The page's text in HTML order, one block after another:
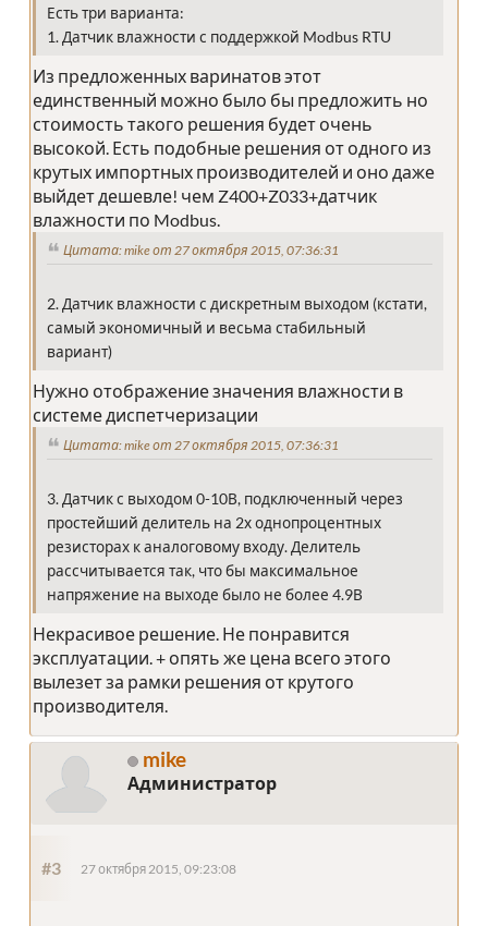
Есть три варианта:
1. Датчик влажности с поддержкой Modbus RTU
Из предложенных варинатов этот
единственный можно было бы предложить но
стоимость такого решения будет очень
высокой. Есть подобные решения от одного из
крутых импортных производителей и оно даже
выйдет дешевле! чем Z400+Z033+датчик
влажности по Modbus.
Цитата: mike от 27 октября 2015, 07:36:31
2. Датчик влажности с дискретным выходом (кстати,
самый экономичный и весьма стабильный
вариант)
Нужно отображение значения влажности в
системе диспетчеризации
Цитата: mike от 27 октября 2015, 07:36:31
3. Датчик с выходом 0-10В, подключенный через
простейший делитель на 2х однопроцентных
резисторах к аналоговому входу. Делитель
рассчитывается так, что бы максимальное
напряжение на выходе было не более 4.9В
Некрасивое решение. Не понравится
эксплуатации. + опять же цена всего этого
вылезет за рамки решения от крутого
производителя.
mike
Администратор
#3 27 октября 2015, 09:23:08